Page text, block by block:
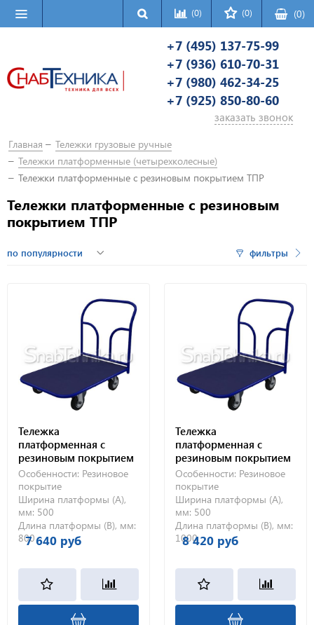
(0) (0) (0)
+7 (495) 137-75-99
+7 (936) 610-70-31
+7 (980) 462-34-25
+7 (925) 850-80-60
заказать звонок
Главная
Тележки грузовые ручные
Тележки платформенные (четырехколесные)
Тележки платформенные с резиновым покрытием ТПР
Тележки платформенные с резиновым
покрытием ТПР
фильтры
Тележка
платформенная с
резиновым покрытием
ТПР 1 (500х800) без
колес
Особенности: Резиновое
покрытие
Ширина платформы (А),
мм: 500
Длина платформы (В), мм:
8007 640 руб
Тележка
платформенная с
резиновым покрытием
ТПР 9 (500х1000) без
колес
Особенности: Резиновое
покрытие
Ширина платформы (А),
мм: 500
Длина платформы (В), мм:
1000
8 420 руб